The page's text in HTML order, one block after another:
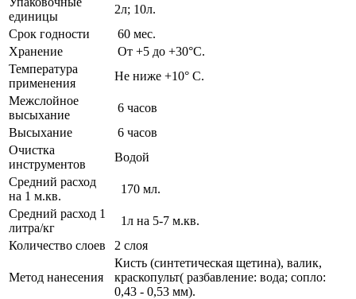
единицы
2л; 10л.
Срок годности
60 мес.
Хранение
От +5 до +30°C.
Температура
применения
Не ниже +10° С.
Межслойное
высыхание
6 часов
Высыхание
6 часов
Очистка
инструментов
Водой
Средний расход
на 1 м.кв.
170 мл.
Средний расход 1
литра/кг
1л на 5-7 м.кв.
Количество слоев
2 слоя
Метод нанесения
Кисть (синтетическая щетина), валик,
краскопульт( разбавление: вода; сопло:
0,43 - 0,53 мм).